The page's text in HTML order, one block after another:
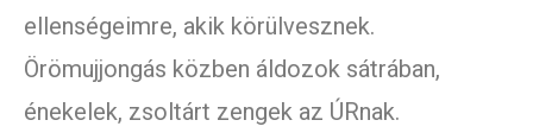
ellenségeimre, akik körülvesznek.
Örömujjongás közben áldozok sátrában,
énekelek, zsoltárt zengek az ÚRnak.